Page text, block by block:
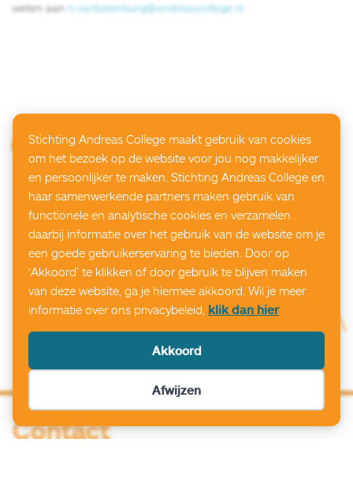
weten aan h.vanbatenburg@andreascollege.nl
Contact
Stichting Andreas College maakt gebruik van cookies
om het bezoek op de website voor jou nog makkelijker
en persoonlijker te maken. Stichting Andreas College en
haar samenwerkende partners maken gebruik van
functionele en analytische cookies en verzamelen
daarbij informatie over het gebruik van de website om je
een goede gebruikerservaring te bieden. Door op
‘Akkoord’ te klikken of door gebruik te blijven maken
van deze website, ga je hiermee akkoord. Wil je meer
informatie over ons privacybeleid, klik dan hier
Akkoord
Afwijzen